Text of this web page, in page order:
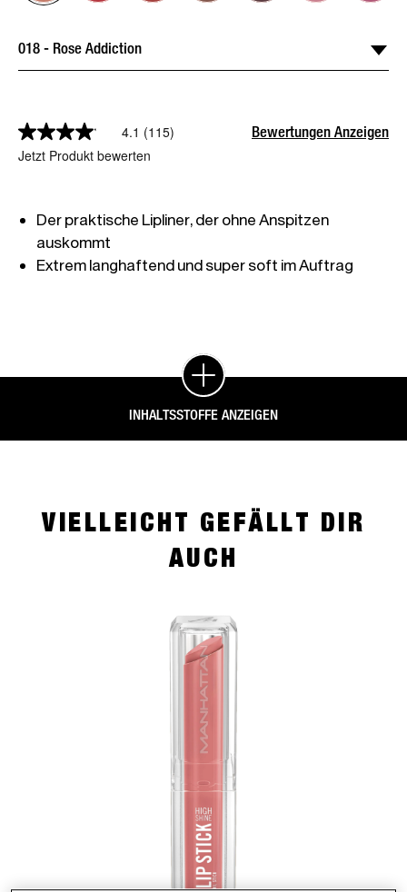
4.1 (115)
Jetzt Produkt bewerten
Bewertungen Anzeigen
Der praktische Lipliner, der ohne Anspitzen
Extrem langhaftend und super soft im Auftrag
INHALTSSTOFFE ANZEIGEN
VIELLEICHT GEFÄLLT DIR
AUCH